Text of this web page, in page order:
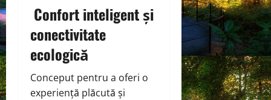
Confort inteligent și
conectivitate
ecologică
Conceput pentru a oferi o
experiență plăcută și